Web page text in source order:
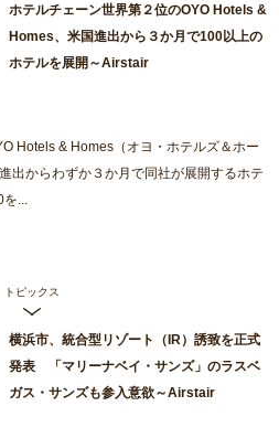
ホテルチェーン世界第２位のOYO Hotels &
Homes、米国進出から３か月で100以上の
ホテルを展開～Airstair
Hotels & Homes（オヨ・ホテルズ＆ホー
出からわずか３か月で同社が展開するホテ
を...
トピックス
横浜市、統合型リゾート（IR）誘致を正式
発表 「マリーナベイ・サンズ」のラスベ
ガス・サンズも参入意欲～Airstair